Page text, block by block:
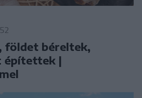
földet béreltek,
építettek |